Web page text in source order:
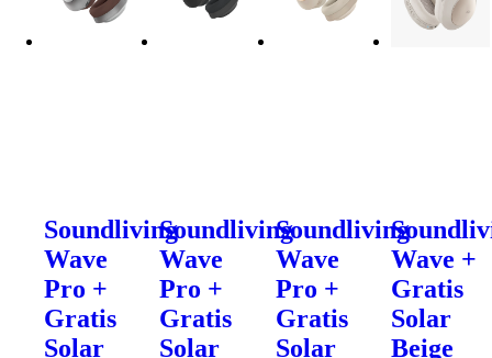
Soundliving
Wave
Pro +
Gratis
Solar
Soundliving
Wave
Pro +
Gratis
Solar
Soundliving
Wave
Pro +
Gratis
Solar
Wave +
Gratis
Solar
Beige